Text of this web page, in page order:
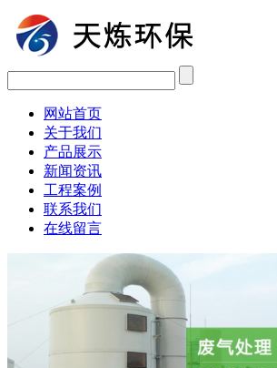
网站首页
关于我们
产品展示
新闻资讯
工程案例
联系我们
在线留言